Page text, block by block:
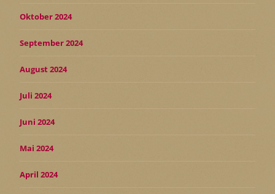
Oktober 2024
September 2024
August 2024
Juli 2024
Juni 2024
Mai 2024
April 2024